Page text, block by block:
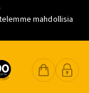
mahdollisia